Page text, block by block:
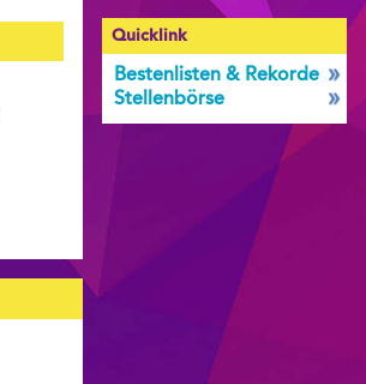
Quicklink
Bestenlisten & Rekorde
Stellenbörse